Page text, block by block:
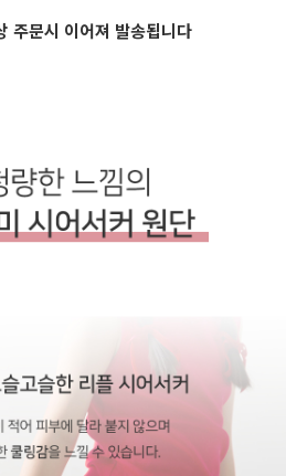
주문시 이어져 발송됩니다